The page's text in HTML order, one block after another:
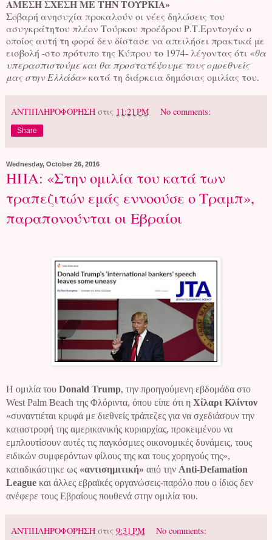
ΑΜΕΣΗ ΣΧΕΣΗ ΜΕ ΤΗΝ ΤΟΥΡΚΙΑ»
Σοβαρή ανησυχία προκαλούν οι νέες δηλώσεις του
ασυγκράτητου πλέον Τούρκου προέδρου Ρ.Τ.Ερντογάν ο
οποίος αυτή τη φορά δεν δίστασε να απειλήσει πρακτικά με
εισβολή -στο πρότυπο της Κύπρου το 1974- λέγοντας ότι «θα
υπερασπιστούμε και θα προστατέψουμε τους ομοεθνείς
μας στην Ελλάδα»κατά τη διάρκεια δημόσιας ομιλίας του.
ΑΝΤΙΠΛΗΡΟΦΟΡΗΣΗ στις 11:21 PM No comments:
Share
Wednesday, October 26, 2016
ΗΠΑ: «Στην ομιλία του κατά των
τραπεζιτών εμάς εννοούσε ο Τραμπ»,
παραπονούνται οι Εβραίοι
Η ομιλία του Donald Trump, την προηγούμενη εβδομάδα στο
West Palm Beach της Φλόριντα, όπου είπε ότι η Χίλαρι Κλίντον
«συναντιέται κρυφά με διεθνείς τράπεζες για να σχεδιάσουν την
καταστροφή της αμερικανικής κυριαρχίας, προκειμένου να
εμπλουτίσουν αυτές τις παγκόσμιες οικονομικές δυνάμεις, τους
ειδικών συμφερόντων φίλους της και τους χορηγούς της»,
καταδικάστηκε ως «αντισημιτική» από την Anti-Defamation
League και άλλες εβραϊκές οργανώσεις-παρόλο που ο ίδιος δεν
ανέφερε τους Εβραίους πουθενά στην ομιλία του.
ΑΝΤΙΠΛΗΡΟΦΟΡΗΣΗ στις 9:31 PM No comments: